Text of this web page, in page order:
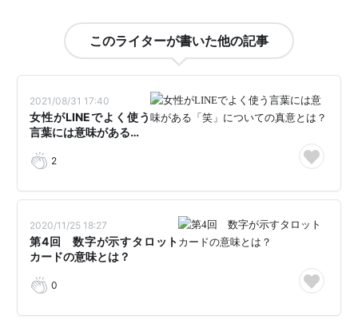
このライターが書いた他の記事
2021/08/31 17:40
女性がLINEでよく使う
言葉には意味がある…
2
2020/11/25 18:27
第4回 数字が示すタロット
カードの意味とは？
0